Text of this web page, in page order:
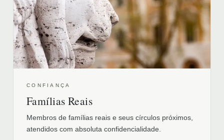
CONFIANÇA
Famílias Reais
Membros de famílias reais e seus círculos próximos,
atendidos com absoluta confidencialidade.